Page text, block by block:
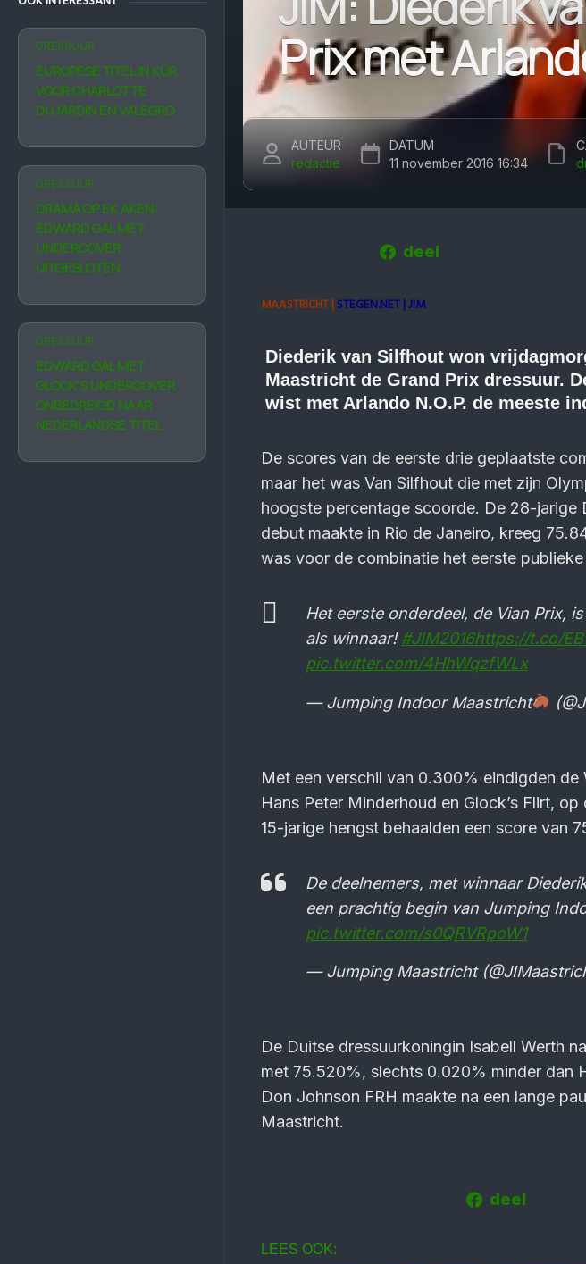
DRESSUUR
EUROPESE TITEL IN KÜR
VOOR CHARLOTTE
DUJARDIN EN VALEGRO
DRESSUUR
DRAMA OP EK AKEN:
EDWARD GAL MET
UNDERCOVER
UITGESLOTEN
DRESSUUR
EDWARD GAL MET
GLOCK’S UNDERCOVER
ONBEDREIGD NAAR
NEDERLANDSE TITEL
Prix met
AUTEUR
redactie
DATUM
11 november 2016 16:34
deel
MAASTRICHT |STEGEN.NET | JIM
Diederik van Silfhout won
Maastricht de Grand Prix dressuur.
wist met Arlando N.O.P. de meeste
De scores van de eerste drie geplaatste
maar het was Van Silfhout die met zijn
hoogste percentage scoorde. De 28-jarige
debut maakte in Rio de Janeiro, kreeg
was voor de combinatie het eerste
Het eerste onderdeel, de Vian Prix,
als winnaar!#JIM2016https://t.co/
pic.twitter.com/4HhWqzfWLx
— Jumping Indoor Maastricht
Met een verschil van 0.300% eindigden de
Hans Peter Minderhoud en Glock’s Flirt,
15-jarige hengst behaalden een score van
De deelnemers, met winnaar
een prachtig begin van Jumping
pic.twitter.com/s0QRVRpoW1
— Jumping Maastricht
De Duitse dressuurkoningin Isabell Werth
met 75.520%, slechts 0.020% minder dan
Don Johnson FRH maakte na een lange
Maastricht.
deel
LEES OOK: